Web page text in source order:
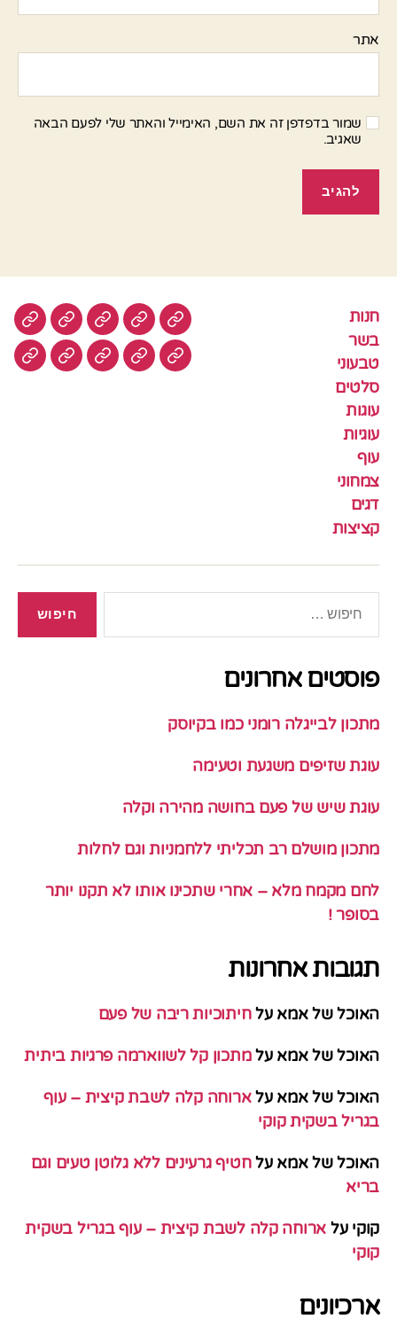
אתר
שמור בדפדפן זה את השם, האימייל והאתר שלי לפעם הבאה
שאגיב.
חנות
בשר
טבעוני
סלטים
עוגות
עוגיות
עוף
צמחוני
דגים
קציצות
חנות בשר טבעוניסלטים
עוגיותעוף צמחונידגים
פוסטים אחרונים
מתכון לבייגלה רומני כמו בקיוסק
עוגת שזיפים משגעת וטעימה
עוגת שיש של פעם בחושה מהירה וקלה
מתכון מושלם רב תכליתי ללחמניות וגם לחלות
לחם מקמח מלא – אחרי שתכינו אותו לא תקנו יותר
בסופר !
תגובות אחרונות
האוכל של אמא עלחיתוכיות ריבה של פעם
האוכל של אמא עלמתכון קל לשווארמה פרגיות ביתית
האוכל של אמא עלארוחה קלה לשבת קיצית – עוף
בגריל בשקית קוקי
האוכל של אמא עלחטיף גרעינים ללא גלוטן טעים וגם
בריא
קוקי על ארוחה קלה לשבת קיצית – עוף בגריל בשקית
קוקי
ארכיונים